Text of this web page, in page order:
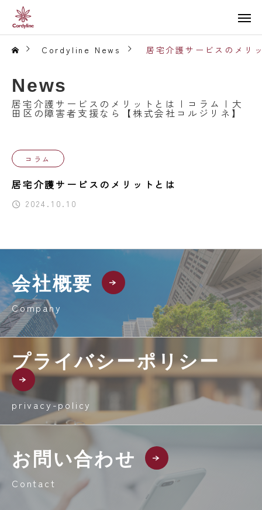
Cordyline News 居宅介護サービスのメリ
News
居宅介護サービスのメリットとは | コラム | 大
田区の障害者支援なら【株式会社コルジリネ】
コラム
居宅介護サービスのメリットとは
2024.10.10
会社概要
Company
プライバシーポリシー
privacy-policy
お問い合わせ
Contact